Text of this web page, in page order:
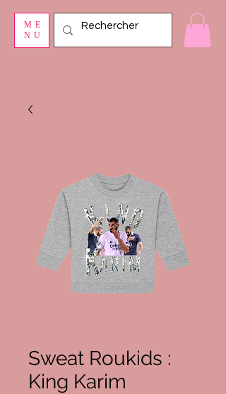
ME
NU
Sweat Roukids :
King Karim